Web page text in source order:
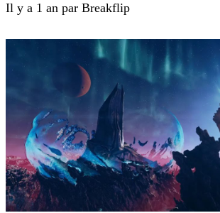
Il y a 1 an par Breakflip